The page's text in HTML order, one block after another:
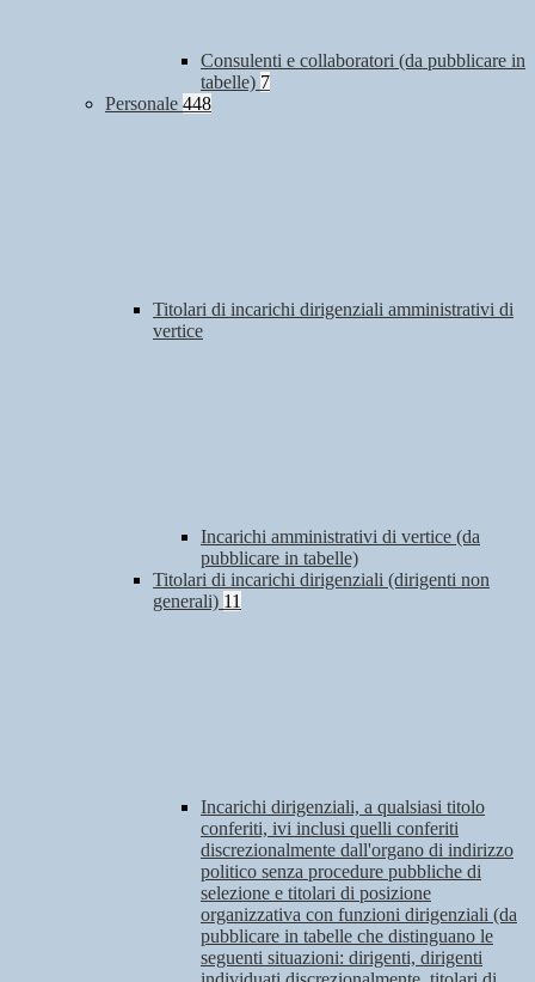
Consulenti e collaboratori (da pubblicare in
tabelle) 7
Personale 448
Titolari di incarichi dirigenziali amministrativi di
vertice
Incarichi amministrativi di vertice (da
pubblicare in tabelle)
Titolari di incarichi dirigenziali (dirigenti non
generali) 11
Incarichi dirigenziali, a qualsiasi titolo
conferiti, ivi inclusi quelli conferiti
discrezionalmente dall'organo di indirizzo
politico senza procedure pubbliche di
selezione e titolari di posizione
organizzativa con funzioni dirigenziali (da
pubblicare in tabelle che distinguano le
seguenti situazioni: dirigenti, dirigenti